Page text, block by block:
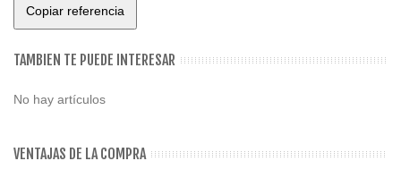
Copiar referencia
TAMBIEN TE PUEDE INTERESAR
No hay artículos
VENTAJAS DE LA COMPRA